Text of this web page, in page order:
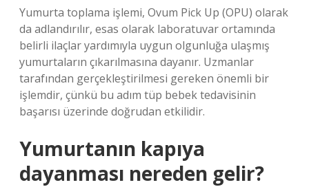
Yumurta toplama işlemi, Ovum Pick Up (OPU) olarak
da adlandırılır, esas olarak laboratuvar ortamında
belirli ilaçlar yardımıyla uygun olgunluğa ulaşmış
yumurtaların çıkarılmasına dayanır. Uzmanlar
tarafından gerçekleştirilmesi gereken önemli bir
işlemdir, çünkü bu adım tüp bebek tedavisinin
başarısı üzerinde doğrudan etkilidir.
Yumurtanın kapıya
dayanması nereden gelir?